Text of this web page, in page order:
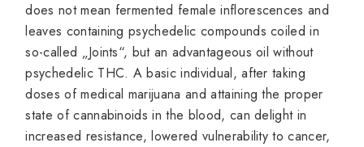
does not mean fermented female inflorescences and
leaves containing psychedelic compounds coiled in
so-called „Joints“, but an advantageous oil without
psychedelic THC. A basic individual, after taking
doses of medical marijuana and attaining the proper
state of cannabinoids in the blood, can delight in
increased resistance, lowered vulnerability to cancer,